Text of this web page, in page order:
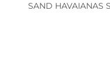
SAND HAVAIANAS